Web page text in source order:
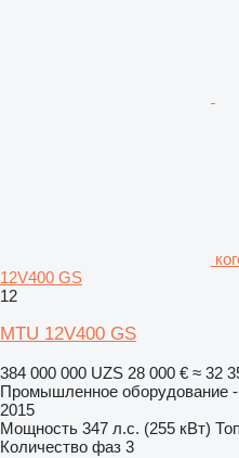
12V400 GS
12
MTU 12V400 GS
384 000 000 UZS 28 000 € ≈ 32
Промышленное оборудование -
2015
Мощность 347 л.с. (255 кВт)
Количество фаз 3